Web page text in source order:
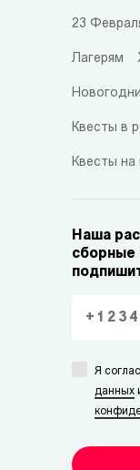
23
Лагерям
Квесты в
Квесты на
Наша
сборные
Я
данных